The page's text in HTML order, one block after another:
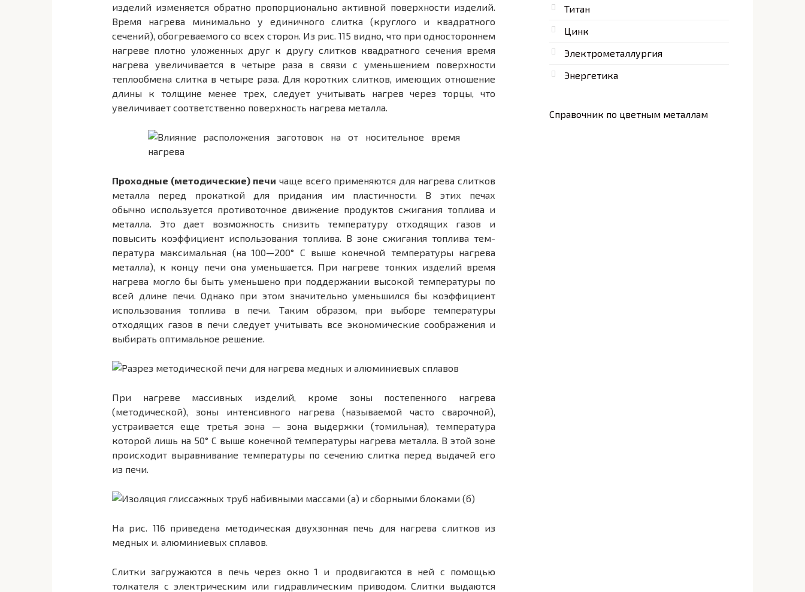
изделий изменяется обратно пропорционально активной поверхности изде­лий.
Время нагрева минимально у единичного слитка (круглого и квадратного
сечений), обогреваемого со всех сторон. Из рис. 115 видно, что при одностороннем
нагреве плотно уложенных друг к другу слитков квадрат­ного сечения время
нагрева увеличивается в четыре раза в связи с уменьшением поверхности
теплообмена слит­ка в четыре раза. Для коротких слитков, имеющих отношение
длины к толщине менее трех, следует учитывать нагрев через торцы, что
увеличивает соответственно по­верхность нагрева металла.
Проходные (методические) печи чаще всего приме­няются для нагрева слитков
металла перед прокаткой для придания им пластичности. В этих печах
обычно используется противоточное движение продуктов сжигания топлива и
металла. Это дает возможность снизить температуру отходящих газов и
повысить коэффициент использования топлива. В зоне сжигания топлива тем­
пература максимальная (на 100—200° С выше конечной температуры нагрева
металла), к концу печи она умень­шается. При нагреве тонких изделий время
нагрева могло бы быть уменьшено при поддержании высокой температуры по
всей длине печи. Однако при этом зна­чительно уменьшился бы коэффициент
использования топлива в печи. Таким образом, при выборе температу­ры
отходящих газов в печи следует учитывать все эко­номические соображения и
выбирать оптимальное ре­шение.
При нагреве массивных изделий, кроме зоны посте­пенного нагрева
(методической), зоны интенсивного на­грева (называемой часто сварочной),
устраивается еще третья зона — зона выдержки (томильная), температура
которой лишь на 50° С выше конечной температуры на­грева металла. В этой зоне
происходит выравнивание температуры по сечению слитка перед выдачей его
из печи.
На рис. 116 приведена методическая двухзонная печь для нагрева слитков из
медных и. алюминиевых сплавов.
Слитки загружаются в печь через окно 1 и продвигаются в ней с помощью
толкателя с электрическим или гидравлическим приводом. Слитки выдаются
Титан
Цинк
Электрометаллургия
Энергетика
Справочник по цветным металлам